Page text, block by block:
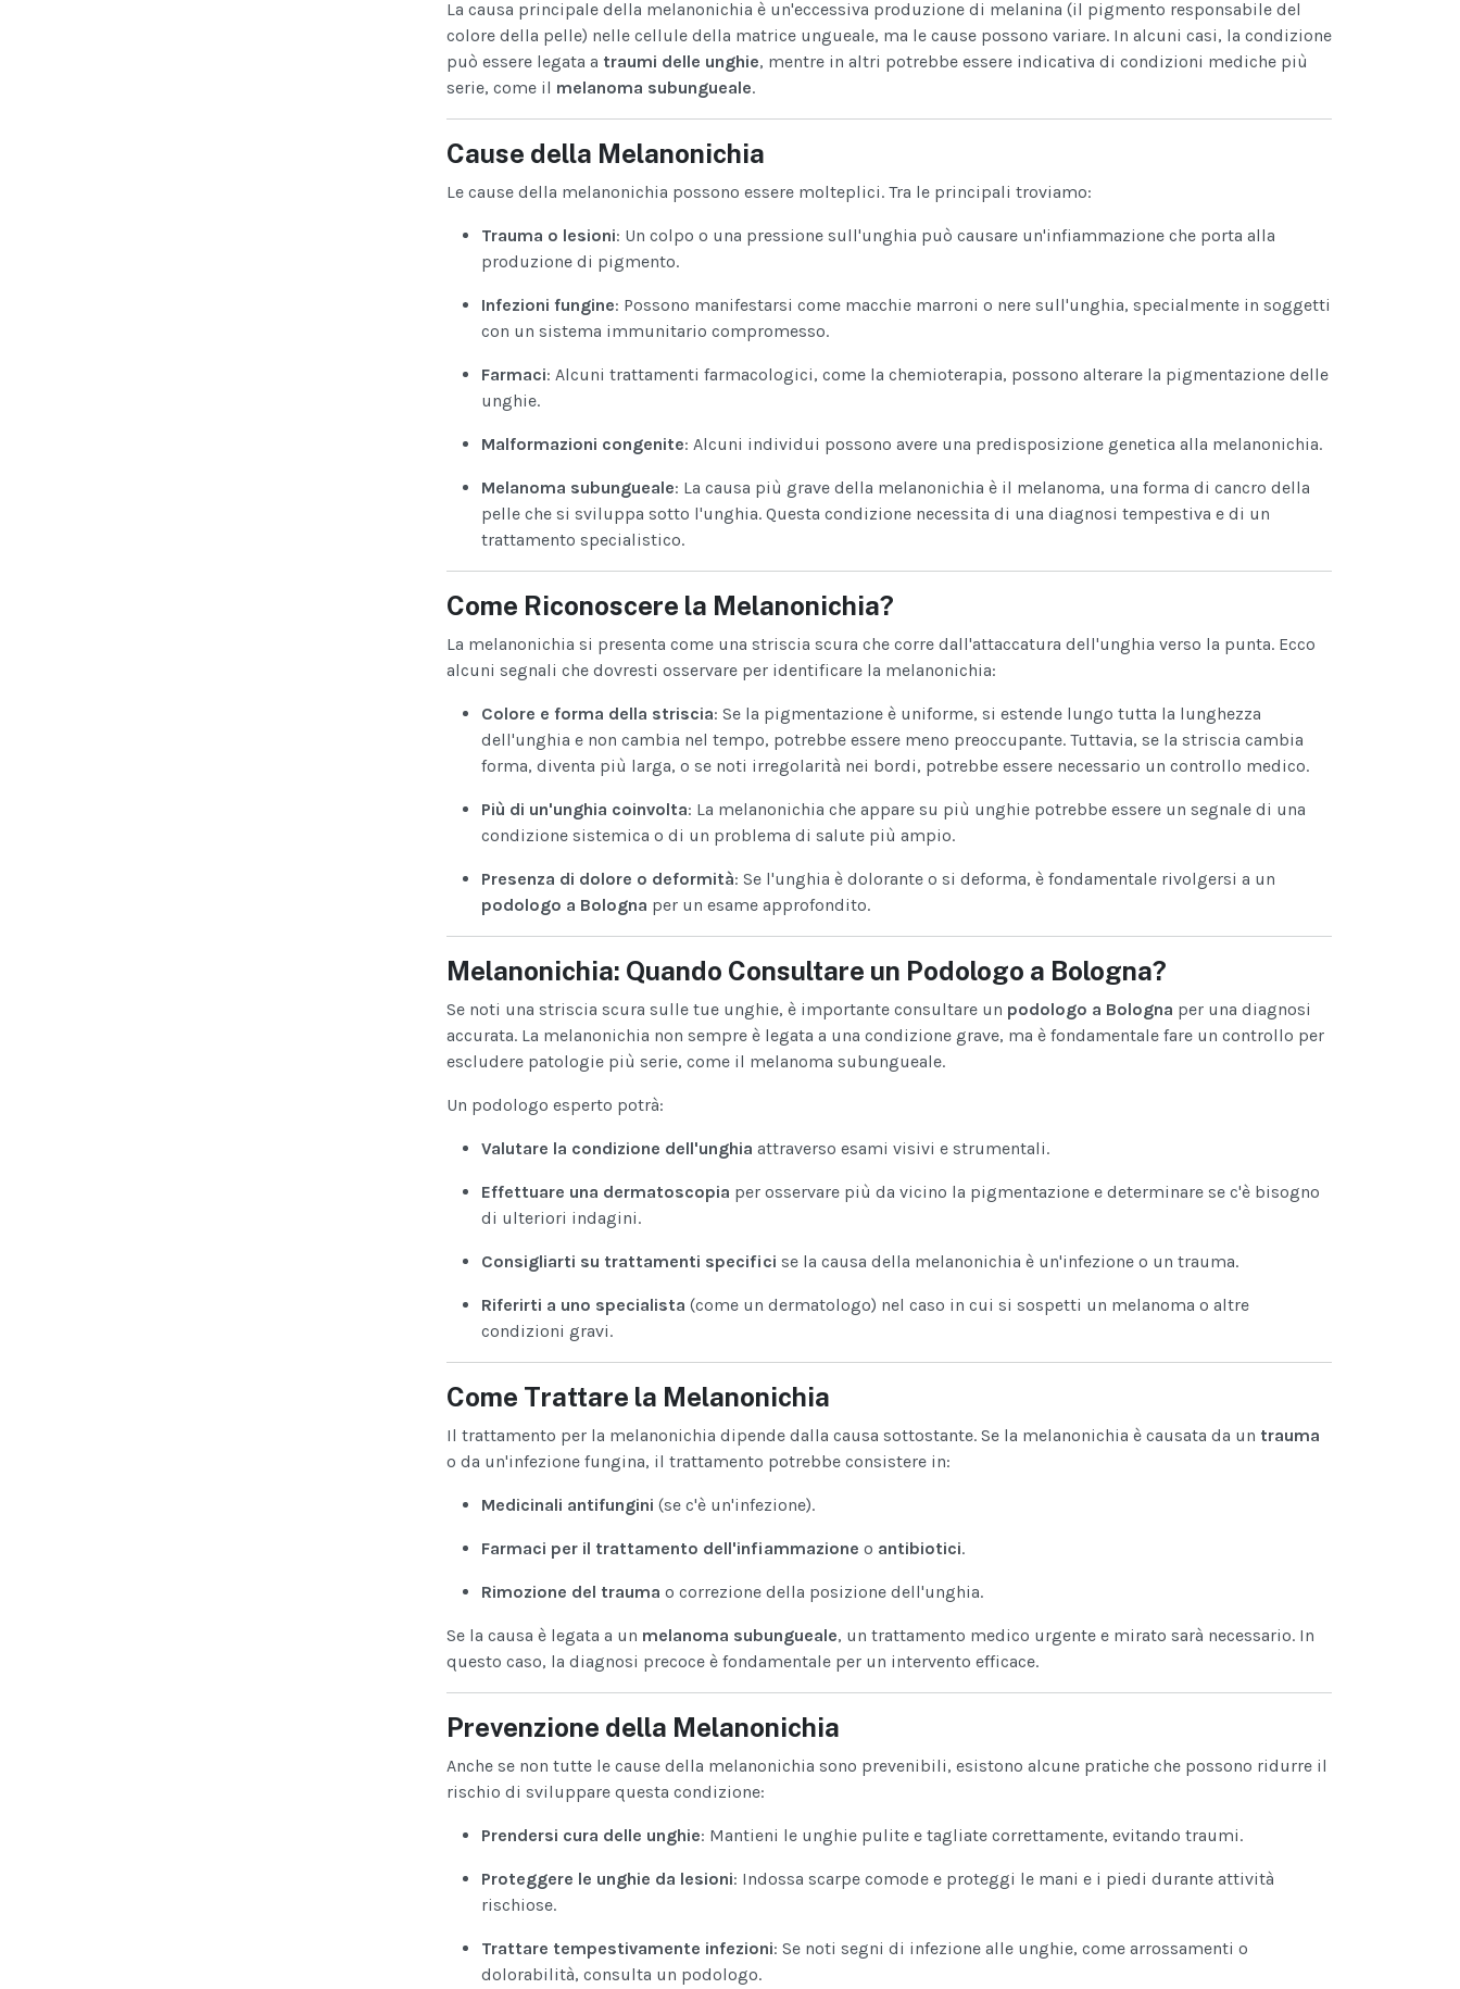
La causa principale della melanonichia è un'eccessiva produzione di melanina (il pigmento responsabile del
colore della pelle) nelle cellule della matrice ungueale, ma le cause possono variare. In alcuni casi, la condizione
può essere legata a traumi delle unghie, mentre in altri potrebbe essere indicativa di condizioni mediche più
serie, come il melanoma subungueale.
Cause della Melanonichia
Le cause della melanonichia possono essere molteplici. Tra le principali troviamo:
Trauma o lesioni: Un colpo o una pressione sull'unghia può causare un'infiammazione che porta alla
produzione di pigmento.
Infezioni fungine: Possono manifestarsi come macchie marroni o nere sull'unghia, specialmente in soggetti
con un sistema immunitario compromesso.
Farmaci: Alcuni trattamenti farmacologici, come la chemioterapia, possono alterare la pigmentazione delle
unghie.
Malformazioni congenite: Alcuni individui possono avere una predisposizione genetica alla melanonichia.
Melanoma subungueale: La causa più grave della melanonichia è il melanoma, una forma di cancro della
pelle che si sviluppa sotto l'unghia. Questa condizione necessita di una diagnosi tempestiva e di un
trattamento specialistico.
Come Riconoscere la Melanonichia?
La melanonichia si presenta come una striscia scura che corre dall'attaccatura dell'unghia verso la punta. Ecco
alcuni segnali che dovresti osservare per identificare la melanonichia:
Colore e forma della striscia: Se la pigmentazione è uniforme, si estende lungo tutta la lunghezza
dell'unghia e non cambia nel tempo, potrebbe essere meno preoccupante. Tuttavia, se la striscia cambia
forma, diventa più larga, o se noti irregolarità nei bordi, potrebbe essere necessario un controllo medico.
Più di un'unghia coinvolta: La melanonichia che appare su più unghie potrebbe essere un segnale di una
condizione sistemica o di un problema di salute più ampio.
Presenza di dolore o deformità: Se l'unghia è dolorante o si deforma, è fondamentale rivolgersi a un
podologo a Bologna per un esame approfondito.
Melanonichia: Quando Consultare un Podologo a Bologna?
Se noti una striscia scura sulle tue unghie, è importante consultare un podologo a Bologna per una diagnosi
accurata. La melanonichia non sempre è legata a una condizione grave, ma è fondamentale fare un controllo per
escludere patologie più serie, come il melanoma subungueale.
Un podologo esperto potrà:
Valutare la condizione dell'unghia attraverso esami visivi e strumentali.
Effettuare una dermatoscopia per osservare più da vicino la pigmentazione e determinare se c'è bisogno
di ulteriori indagini.
Consigliarti su trattamenti specifici se la causa della melanonichia è un'infezione o un trauma.
Riferirti a uno specialista (come un dermatologo) nel caso in cui si sospetti un melanoma o altre
condizioni gravi.
Come Trattare la Melanonichia
Il trattamento per la melanonichia dipende dalla causa sottostante. Se la melanonichia è causata da un trauma
o da un'infezione fungina, il trattamento potrebbe consistere in:
Medicinali antifungini (se c'è un'infezione).
Farmaci per il trattamento dell'infiammazione o antibiotici.
Rimozione del trauma o correzione della posizione dell'unghia.
Se la causa è legata a un melanoma subungueale, un trattamento medico urgente e mirato sarà necessario. In
questo caso, la diagnosi precoce è fondamentale per un intervento efficace.
Prevenzione della Melanonichia
Anche se non tutte le cause della melanonichia sono prevenibili, esistono alcune pratiche che possono ridurre il
rischio di sviluppare questa condizione:
Prendersi cura delle unghie: Mantieni le unghie pulite e tagliate correttamente, evitando traumi.
Proteggere le unghie da lesioni: Indossa scarpe comode e proteggi le mani e i piedi durante attività
rischiose.
Trattare tempestivamente infezioni: Se noti segni di infezione alle unghie, come arrossamenti o
dolorabilità, consulta un podologo.